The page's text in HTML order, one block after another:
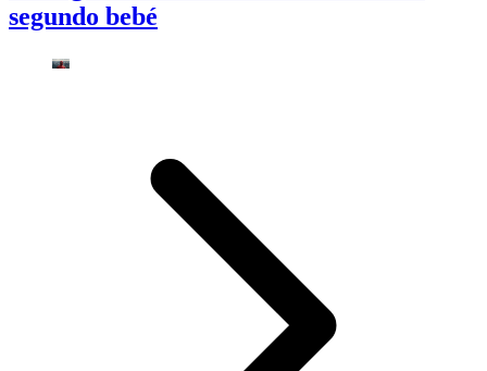
segundo bebé